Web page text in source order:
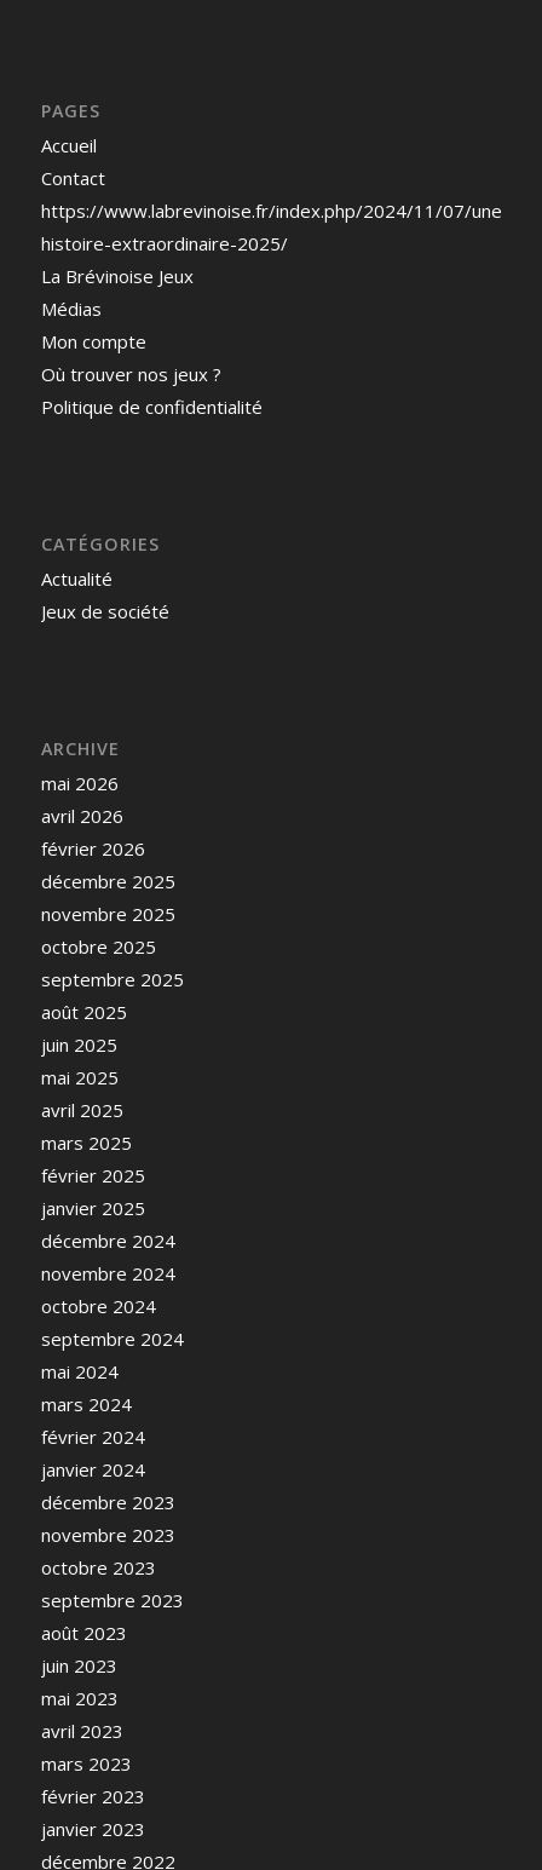
PAGES
Accueil
Contact
https://www.labrevinoise.fr/index.php/2024/11/07/une-
histoire-extraordinaire-2025/
La Brévinoise Jeux
Médias
Mon compte
Où trouver nos jeux ?
Politique de confidentialité
CATÉGORIES
Actualité
Jeux de société
ARCHIVE
mai 2026
avril 2026
février 2026
décembre 2025
novembre 2025
octobre 2025
septembre 2025
août 2025
juin 2025
mai 2025
avril 2025
mars 2025
février 2025
janvier 2025
décembre 2024
novembre 2024
octobre 2024
septembre 2024
mai 2024
mars 2024
février 2024
janvier 2024
décembre 2023
novembre 2023
octobre 2023
septembre 2023
août 2023
juin 2023
mai 2023
avril 2023
mars 2023
février 2023
janvier 2023
décembre 2022